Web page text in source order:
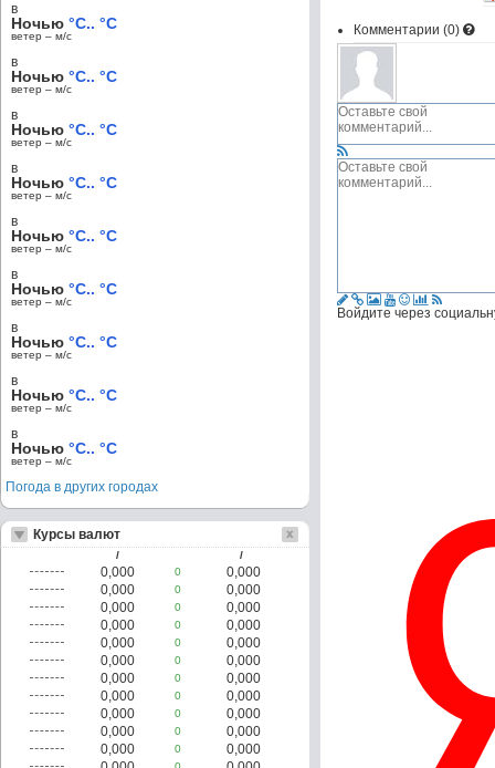
Комментарии (0)
Войдите через
в
Ночью °C.. °C
ветер – м/c
в
Ночью °C.. °C
ветер – м/c
в
Ночью °C.. °C
ветер – м/c
в
Ночью °C.. °C
ветер – м/c
в
Ночью °C.. °C
ветер – м/c
в
Ночью °C.. °C
ветер – м/c
в
Ночью °C.. °C
ветер – м/c
в
Ночью °C.. °C
ветер – м/c
в
Ночью °C.. °C
ветер – м/c
Погода в других городах
Курсы валют
/ /
0,000 0
0,000
0,000
0
0,000
0,000
0
0,000
0,000
0
0,000
0,000
0
0,000
0,000
0
0,000
0,000
0
0,000
0,000
0
0,000
0,000
0
0,000
0,000
0
0,000
0,000
0
0,000